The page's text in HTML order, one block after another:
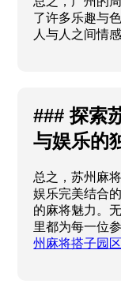
了许多乐趣与
人与人之间情
### 探索
与娱乐的
总之，苏州麻
娱乐完美结合
的麻将魅力。
里都为每一位
州麻将搭子园区